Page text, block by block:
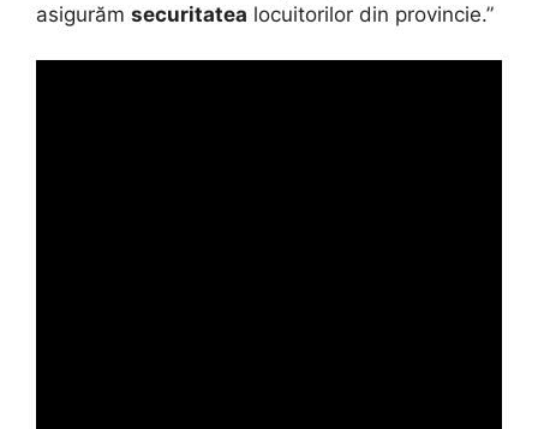
asigurăm securitatea locuitorilor din provincie.”